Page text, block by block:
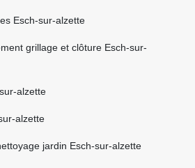
Esch-sur-alzette
grillage et clôture Esch-sur-
alzette
alzette
jardin Esch-sur-alzette